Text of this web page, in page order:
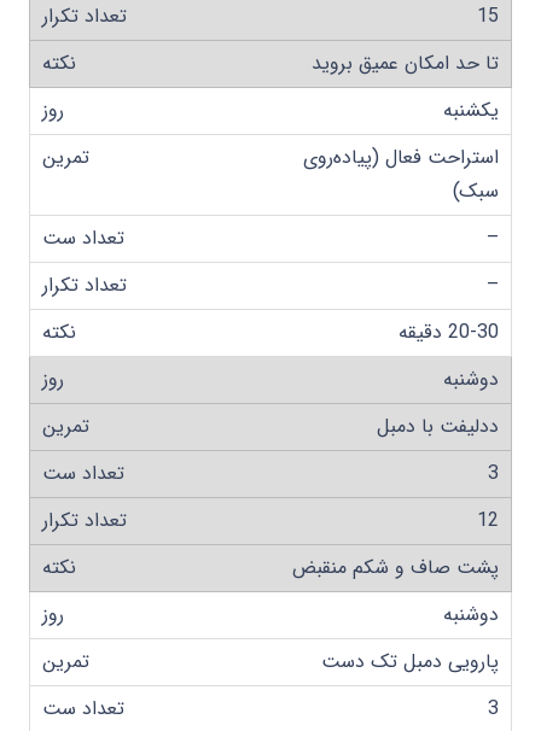
15
تا حد امکان عمیق بروید
یکشنبه
استراحت فعال (پیاده‌روی
سبک)
–
–
20-30 دقیقه
دوشنبه
ددلیفت با دمبل
3
12
پشت صاف و شکم منقبض
دوشنبه
پارویی دمبل تک دست
3